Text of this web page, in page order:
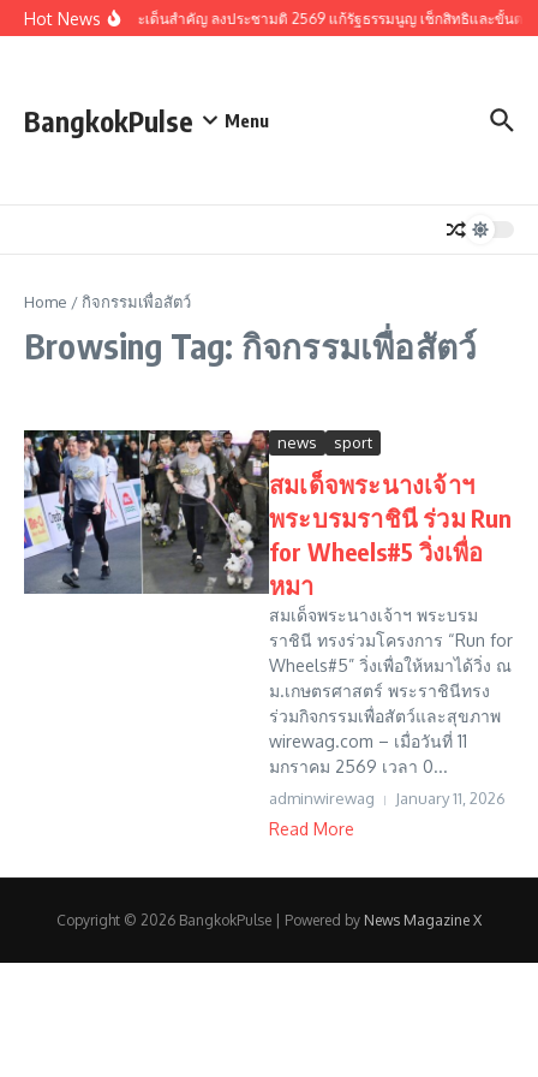
Skip to content
Hot Newsรวมประเด็นสำคัญ ลงประชามติ 2569 แก้รัฐธรรมนูญ เช็กสิทธิและขั้นตอ
BangkokPulse Menu
Home / กิจกรรมเพื่อสัตว์
Browsing Tag: กิจกรรมเพื่อสัตว์
news sport
สมเด็จพระนางเจ้าฯ
พระบรมราชินี ร่วม Run
for Wheels#5 วิ่งเพื่อ
หมา
สมเด็จพระนางเจ้าฯ พระบรม
ราชินี ทรงร่วมโครงการ “Run for
Wheels#5” วิ่งเพื่อให้หมาได้วิ่ง ณ
ม.เกษตรศาสตร์ พระราชินีทรง
ร่วมกิจกรรมเพื่อสัตว์และสุขภาพ
wirewag.com – เมื่อวันที่ 11
มกราคม 2569 เวลา 0...
adminwirewag January 11, 2026
Read More
Copyright © 2026 BangkokPulse | Powered by News Magazine X